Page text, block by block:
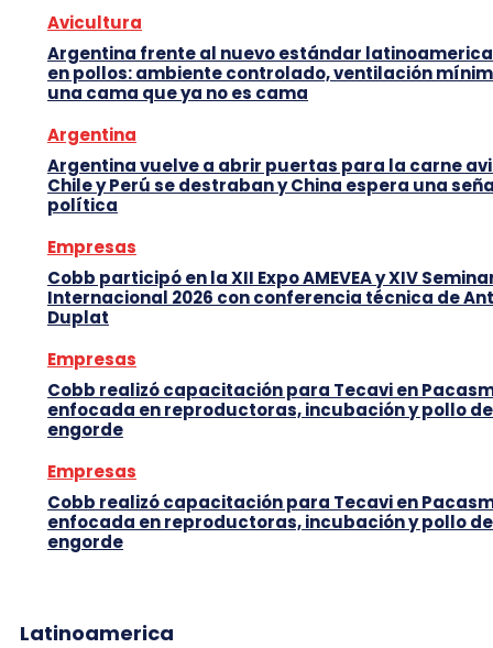
Avicultura
Argentina frente al nuevo estándar
en pollos: ambiente controlado, ventilación
una cama que ya no es cama
Argentina
Argentina vuelve a abrir puertas para la carne
Chile y Perú se destraban y China espera una
política
Empresas
Cobb participó en la XII Expo AMEVEA y XIV
Internacional 2026 con conferencia técnica de
Duplat
Empresas
Cobb realizó capacitación para Tecavi en
enfocada en reproductoras, incubación y pollo de
engorde
Empresas
Cobb realizó capacitación para Tecavi en
enfocada en reproductoras, incubación y pollo de
engorde
Latinoamerica